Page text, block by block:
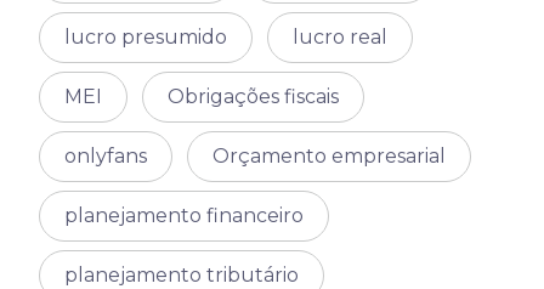
lucro presumido lucro real
MEI Obrigações fiscais
onlyfans Orçamento empresarial
planejamento financeiro
planejamento tributário